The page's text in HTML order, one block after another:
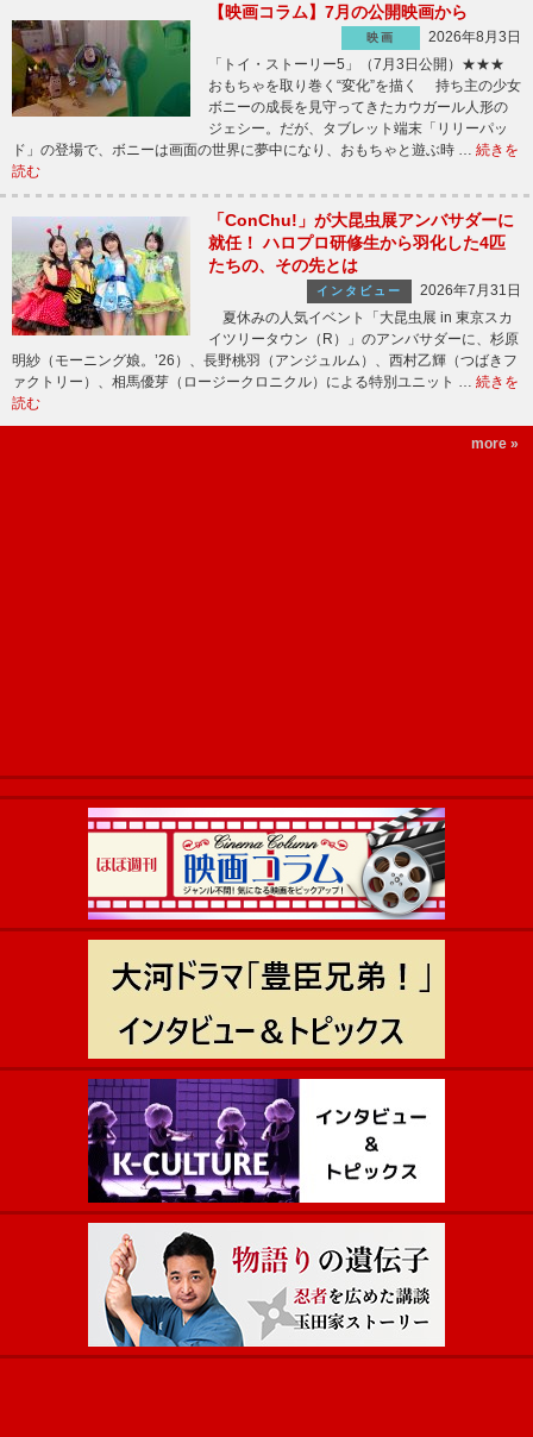
【映画コラム】7月の公開映画から
映画
2026年8月3日
「トイ・ストーリー5」（7月3日公開）★★★
おもちゃを取り巻く“変化”を描く 持ち主の少女
ボニーの成長を見守ってきたカウガール人形の
ジェシー。だが、タブレット端末「リリーパッ
ド」の登場で、ボニーは画面の世界に夢中になり、おもちゃと遊ぶ時 … 続きを
読む
「ConChu!」が大昆虫展アンバサダーに
就任！ ハロプロ研修生から羽化した4匹
たちの、その先とは
インタビュー
2026年7月31日
夏休みの人気イベント「大昆虫展 in 東京スカ
イツリータウン（R）」のアンバサダーに、杉原
明紗（モーニング娘。’26）、長野桃羽（アンジュルム）、西村乙輝（つばきフ
ァクトリー）、相馬優芽（ロージークロニクル）による特別ユニット … 続きを
読む
more »